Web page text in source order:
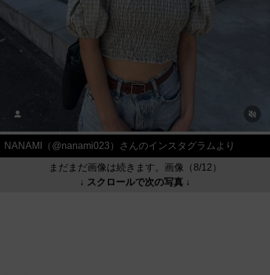
NANAMI（@nanami023）さんのインスタグラムより
まだまだ画像は続きます。画像（8/12）
↓ スクロールで次の写真 ↓